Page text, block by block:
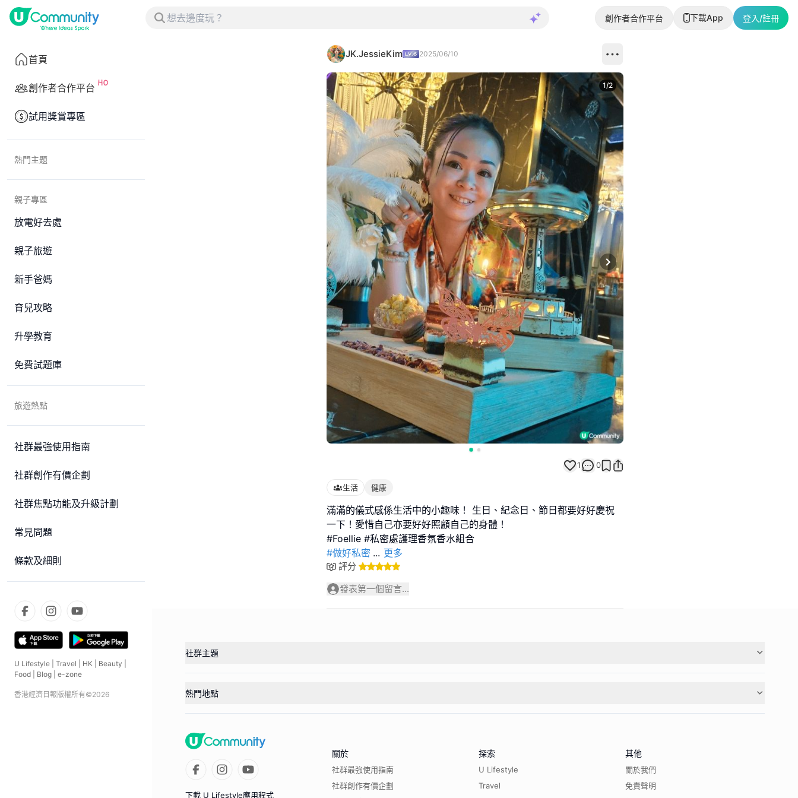
創作者合作平台 下載App 登入/註冊
首頁
創作者合作平台
試用獎賞專區
熱門主題
親子專區
放電好去處
親子旅遊
新手爸媽
育兒攻略
升學教育
免費試題庫
旅遊熱點
社群最強使用指南
社群創作有價企劃
社群焦點功能及升級計劃
常見問題
條款及細則
U Lifestyle Travel HK Beauty
Food
Blog e-zone
香港經濟日報版權所有©2026
JK.JessieKim 2025/06/10
Next slide
1/2
1 0
生活 健康
滿滿的儀式感係生活中的小趣味！ 生日、紀念日、節日都要好好慶祝
一下！愛惜自己亦要好好照顧自己的身體！
#做好私密 ... 更多
評分
發表第一個留言...
社群主題
熱門地點
下載 U Lifestyle應用程式
關於
社群最強使用指南
社群創作有價企劃
探索
U Lifestyle
Travel
其他
關於我們
免責聲明